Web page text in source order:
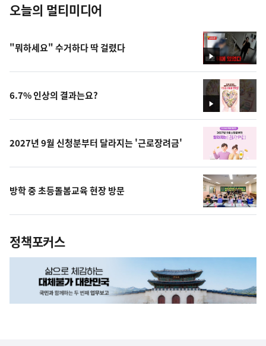
오늘의 멀티미디어
영
상
"뭐하세요" 수거하다 딱 걸렸다
영
상
6.7% 인상의 결과는요?
2027년 9월 신청분부터 달라지는 '근로장려금'
방학 중 초등돌봄교육 현장 방문
정책포커스